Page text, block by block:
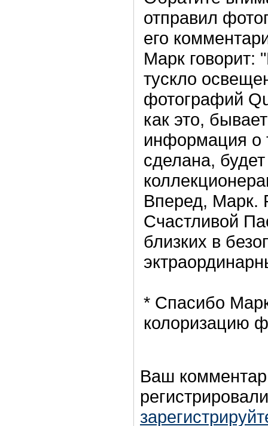
отправил
его
Марк говорит:
тускло
фотографий
как это,
информация о
сделана,
Вперед, Марк.
Счастливой
близких в
* Спасибо
колоризацию
Ваш